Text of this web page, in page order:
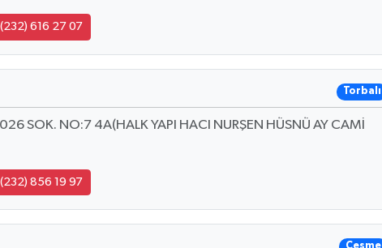
616 27 07
Torbalı
SOK. NO:7 4A(HALK YAPI HACI NURŞEN HÜSNÜ AY CAMİ
856 19 97